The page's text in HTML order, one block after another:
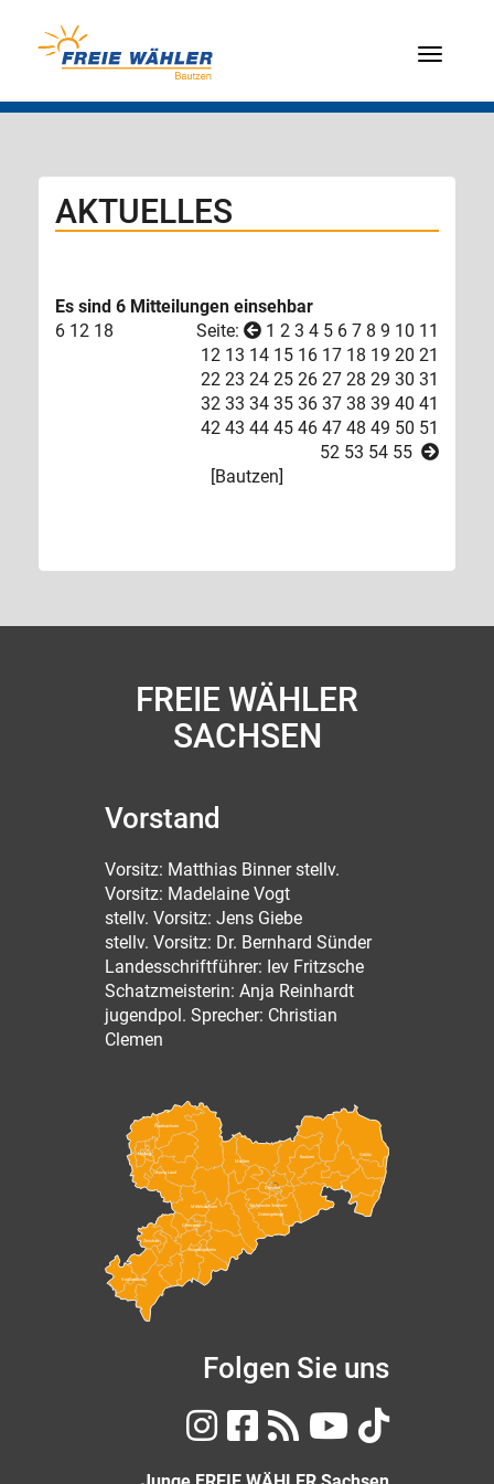
Menü
AKTUELLES
Es sind 6 Mitteilungen einsehbar
6 12 18 Seite: 1 2 3 4 5 6 7 8 9 10 11
12 13 14 15 16 17 18 19 20 21
22 23 24 25 26 27 28 29 30 31
32 33 34 35 36 37 38 39 40 41
42 43 44 45 46 47 48 49 50 51
52 53 54 55
[Bautzen]
FREIE WÄHLER
SACHSEN
Vorstand
Vorsitz: Matthias Binner stellv.
Vorsitz: Madelaine Vogt
stellv. Vorsitz: Jens Giebe
stellv. Vorsitz: Dr. Bernhard Sünder
Landesschriftführer: Iev Fritzsche
Schatzmeisterin: Anja Reinhardt
jugendpol. Sprecher: Christian
Clemen
Bautzen Görlitz
Leipzig
Leipzig Land
Meißen
Erzgebirgskreis
Mittelsachsen
Nordsachsen
Osterzgebirge
Sächsische Schweiz-
Vogtlandkreis
Zwickau
Dresden
Chemnitz
Folgen Sie uns